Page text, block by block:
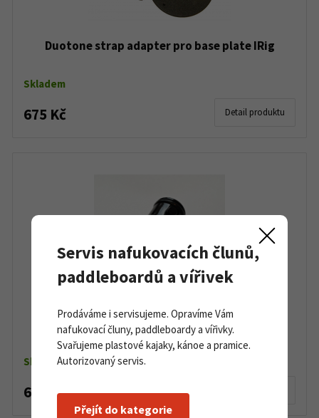
Duotone strap adapter pro base plate IRig
Skladem
675 Kč Detail produktu
Duotone Air iRig redukce k pumpě
Skladem
65 Kč
Servis nafukovacích člunů,
paddleboardů a vířivek
Prodáváme i servisujeme. Opravíme Vám
nafukovací čluny, paddleboardy a vířivky.
Svařujeme plastové kajaky, kánoe a pramice.
Autorizovaný servis.
Přejít do kategorie